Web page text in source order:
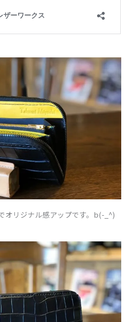
オリジナル感アップです。b(-_^)